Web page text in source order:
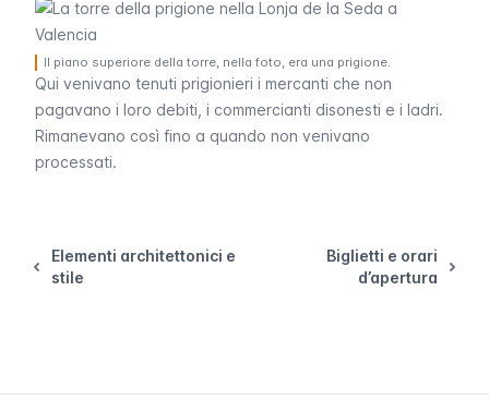
Il piano superiore della torre, nella foto, era una prigione.
Qui venivano tenuti prigionieri i mercanti che non
pagavano i loro debiti, i commercianti disonesti e i ladri.
Rimanevano così fino a quando non venivano
processati.
Elementi architettonici e
stile
Biglietti e orari
d’apertura